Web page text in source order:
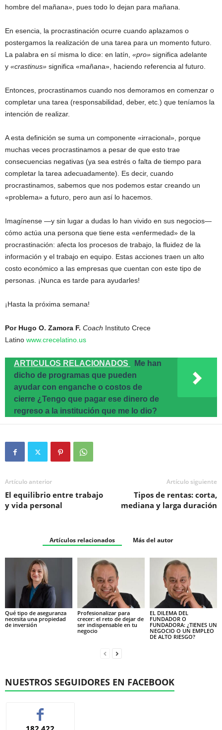
hombre del mañana», pues todo lo dejan para mañana.
En esencia, la procrastinación ocurre cuando aplazamos o
postergamos la realización de una tarea para un momento futuro.
La palabra en sí misma lo dice: en latín, «pro» significa adelante
y «crastinus» significa «mañana», haciendo referencia al futuro.
Entonces, procrastinamos cuando nos demoramos en comenzar o
completar una tarea (responsabilidad, deber, etc.) que teníamos la
intención de realizar.
A esta definición se suma un componente «irracional», porque
muchas veces procrastinamos a pesar de que esto trae
consecuencias negativas (ya sea estrés o falta de tiempo para
completar la tarea adecuadamente). Es decir, cuando
procrastinamos, sabemos que nos podemos estar creando un
«problema» a futuro, pero aun así lo hacemos.
Imagínense —y sin lugar a dudas lo han vivido en sus negocios—
cómo actúa una persona que tiene esta «enfermedad» de la
procrastinación: afecta los procesos de trabajo, la fluidez de la
información y el trabajo en equipo. Estas acciones traen un alto
costo económico a las empresas que cuentan con este tipo de
personas. ¡Nunca es tarde para ayudarles!
¡Hasta la próxima semana!
Por Hugo O. Zamora F. Coach Instituto Crece
Latino www.crecelatino.us
ARTICULOS RELACIONADOS
Me han
dicho de programas que pueden
ayudar con enganche o costos de
cierre ¿Tengo que pagar ese dinero de
regreso a la institución que me lo dio?
Artículo anterior
El equilibrio entre trabajo
y vida personal
Artículo siguiente
Tipos de rentas: corta,
mediana y larga duración
Artículos relacionados Más del autor
Qué tipo de aseguranza
necesita una propiedad
de inversión
Profesionalizar para
crecer: el reto de dejar de
ser indispensable en tu
negocio
EL DILEMA DEL
FUNDADOR O
FUNDADORA: ¿TIENES UN
NEGOCIO O UN EMPLEO
DE ALTO RIESGO?
NUESTROS SEGUIDORES EN FACEBOOK